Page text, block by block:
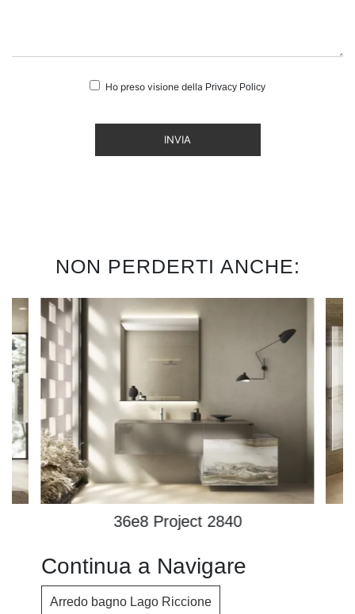
Ho preso visione della Privacy Policy
INVIA
NON PERDERTI ANCHE:
36e8 Project 2840
Continua a Navigare
Arredo bagno Lago Riccione